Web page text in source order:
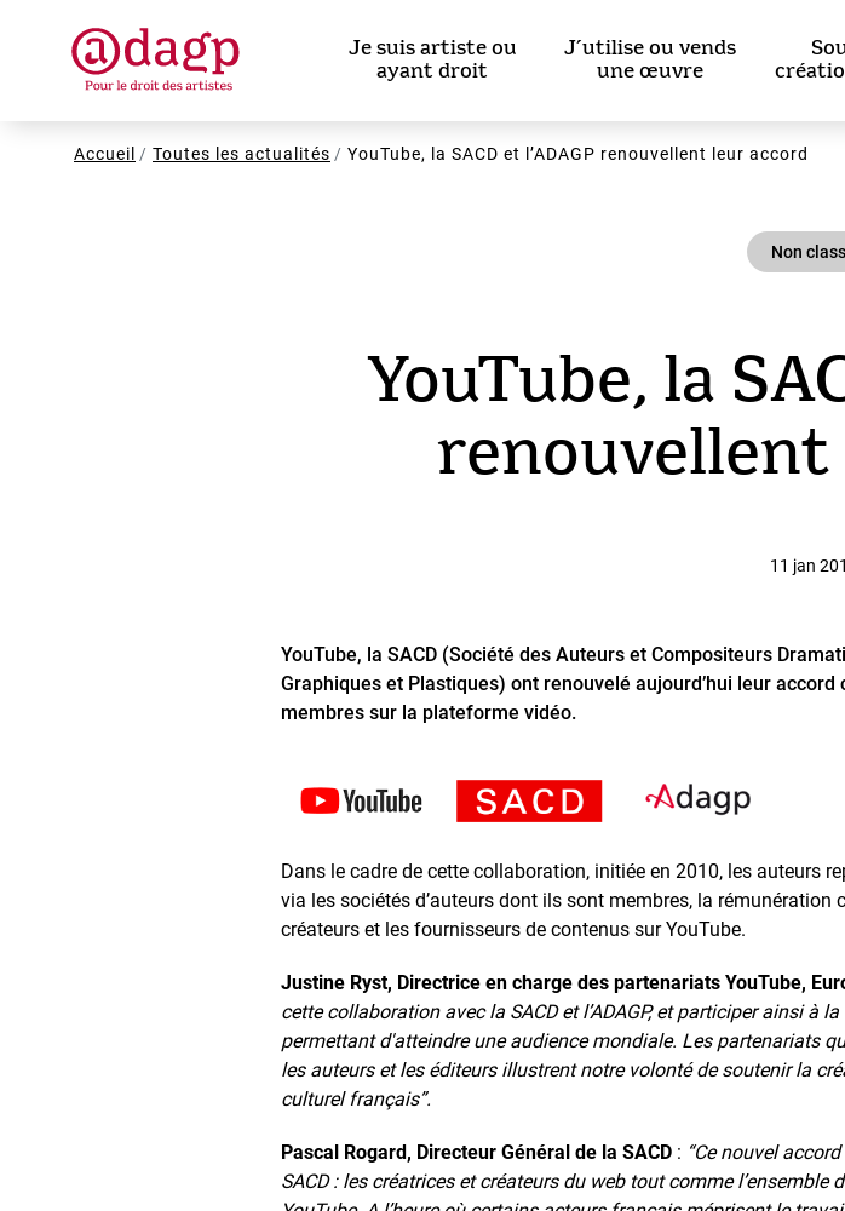
Je suis artiste ou
ayant droit
J’utilise ou vends
une œuvre
Fil
Accueil Toutes les actualités YouTube, la SACD et l’ADAGP renouvellent leur accord
Non
YouTube, la
renouvellent
11 jan
YouTube, la SACD (Société des Auteurs et Compositeurs
Graphiques et Plastiques) ont renouvelé aujourd’hui leur
membres sur la plateforme vidéo.
Dans le cadre de cette collaboration, initiée en 2010, les auteurs
via les sociétés d’auteurs dont ils sont membres, la rémunération
créateurs et les fournisseurs de contenus sur YouTube.
Justine Ryst, Directrice en charge des partenariats YouTube,
cette collaboration avec la SACD et l’ADAGP, et participer ainsi à
permettant d'atteindre une audience mondiale. Les partenariats
les auteurs et les éditeurs illustrent notre volonté de soutenir la
culturel français”.
Pascal Rogard, Directeur Général de la SACD : “Ce nouvel
SACD : les créatrices et créateurs du web tout comme